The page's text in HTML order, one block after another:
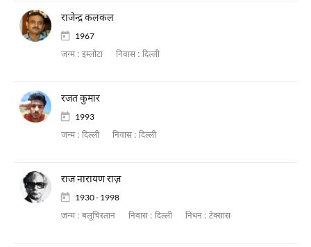
राजेन्द्र कलकल
1967
जन्म : इम्लोटा निवास : दिल्ली
रजत कुमार
1993
जन्म : दिल्ली निवास : दिल्ली
राज नारायण राज़
1930 - 1998
जन्म : बलूचिस्तान निवास : दिल्ली निधन : टेक्सास